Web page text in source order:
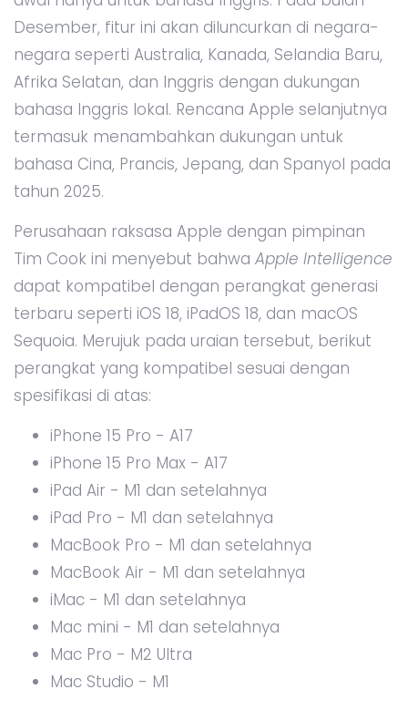
Desember, fitur ini akan diluncurkan di negara-
negara seperti Australia, Kanada, Selandia Baru,
Afrika Selatan, dan Inggris dengan dukungan
bahasa Inggris lokal. Rencana Apple selanjutnya
termasuk menambahkan dukungan untuk
bahasa Cina, Prancis, Jepang, dan Spanyol pada
tahun 2025.
Perusahaan raksasa Apple dengan pimpinan
Tim Cook ini menyebut bahwa Apple Intelligence
dapat kompatibel dengan perangkat generasi
terbaru seperti iOS 18, iPadOS 18, dan macOS
Sequoia. Merujuk pada uraian tersebut, berikut
perangkat yang kompatibel sesuai dengan
spesifikasi di atas:
iPhone 15 Pro - A17
iPhone 15 Pro Max - A17
iPad Air - M1 dan setelahnya
iPad Pro - M1 dan setelahnya
MacBook Pro - M1 dan setelahnya
MacBook Air - M1 dan setelahnya
iMac - M1 dan setelahnya
Mac mini - M1 dan setelahnya
Mac Pro - M2 Ultra
Mac Studio - M1